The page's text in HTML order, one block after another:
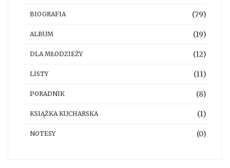
BIOGRAFIA (79)
ALBUM (19)
DLA MŁODZIEŻY (12)
LISTY (11)
PORADNIK (8)
KSIĄŻKA KUCHARSKA (1)
NOTESY (0)